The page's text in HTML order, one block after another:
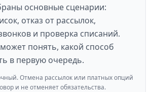
основные сценарии:
отказ от рассылок,
и проверка списаний.
понять, какой способ
в первую очередь.
Отмена рассылок или платных опций
и не отменяет обязательства.